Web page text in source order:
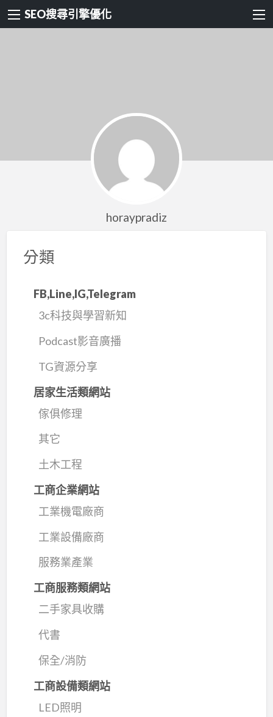
SEO搜尋引擎優化
horaypradiz
分類
FB,Line,IG,Telegram
3c科技與學習新知
Podcast影音廣播
TG資源分享
居家生活類網站
傢俱修理
其它
土木工程
工商企業網站
工業機電廠商
工業設備廠商
服務業產業
工商服務類網站
二手家具收購
代書
保全/消防
工商設備類網站
LED照明